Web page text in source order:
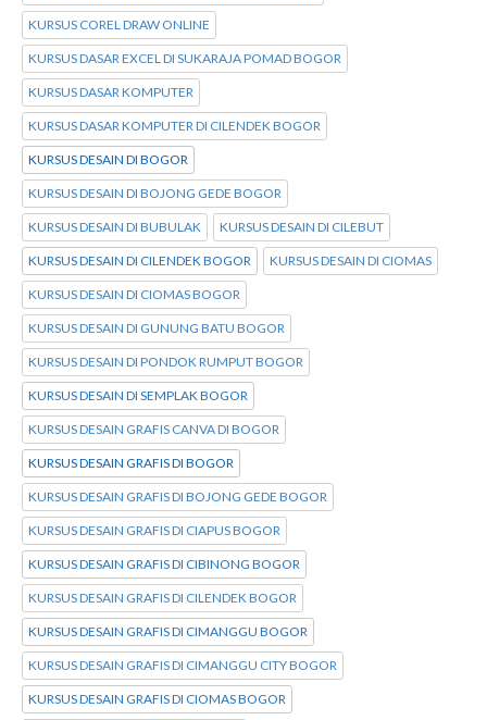
KURSUS COREL DRAW ONLINE
KURSUS DASAR EXCEL DI SUKARAJA POMAD BOGOR
KURSUS DASAR KOMPUTER
KURSUS DASAR KOMPUTER DI CILENDEK BOGOR
KURSUS DESAIN DI BOGOR
KURSUS DESAIN DI BOJONG GEDE BOGOR
KURSUS DESAIN DI BUBULAK KURSUS DESAIN DI CILEBUT
KURSUS DESAIN DI CILENDEK BOGOR KURSUS DESAIN DI CIOMAS
KURSUS DESAIN DI CIOMAS BOGOR
KURSUS DESAIN DI GUNUNG BATU BOGOR
KURSUS DESAIN DI PONDOK RUMPUT BOGOR
KURSUS DESAIN DI SEMPLAK BOGOR
KURSUS DESAIN GRAFIS CANVA DI BOGOR
KURSUS DESAIN GRAFIS DI BOGOR
KURSUS DESAIN GRAFIS DI BOJONG GEDE BOGOR
KURSUS DESAIN GRAFIS DI CIAPUS BOGOR
KURSUS DESAIN GRAFIS DI CIBINONG BOGOR
KURSUS DESAIN GRAFIS DI CILENDEK BOGOR
KURSUS DESAIN GRAFIS DI CIMANGGU BOGOR
KURSUS DESAIN GRAFIS DI CIMANGGU CITY BOGOR
KURSUS DESAIN GRAFIS DI CIOMAS BOGOR